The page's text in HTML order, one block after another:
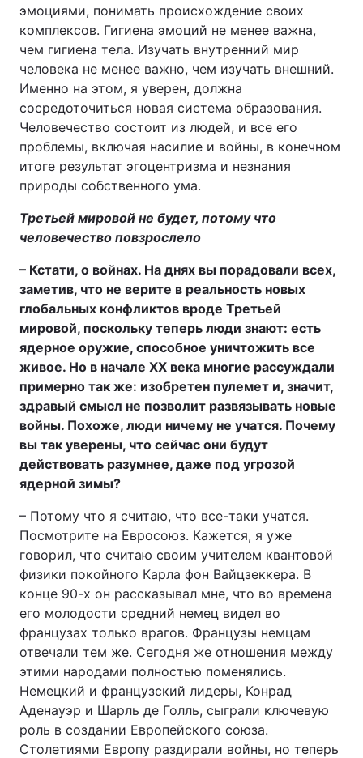
Архів Вакансії
Контакти
ПОСЛУГИ
Реклама на сайті Фотобанк
Моніторинг Пресцентр
эмоциями, понимать происхождение своих
комплексов. Гигиена эмоций не менее важна,
чем гигиена тела. Изучать внутренний мир
человека не менее важно, чем изучать внешний.
Именно на этом, я уверен, должна
сосредоточиться новая система образования.
Человечество состоит из людей, и все его
проблемы, включая насилие и войны, в конечном
итоге результат эгоцентризма и незнания
природы собственного ума.
Третьей мировой не будет, потому что
человечество повзрослело
– Кстати, о войнах. На днях вы порадовали всех,
заметив, что не верите в реальность новых
глобальных конфликтов вроде Третьей
мировой, поскольку теперь люди знают: есть
ядерное оружие, способное уничтожить все
живое. Но в начале XX века многие рассуждали
примерно так же: изобретен пулемет и, значит,
здравый смысл не позволит развязывать новые
войны. Похоже, люди ничему не учатся. Почему
вы так уверены, что сейчас они будут
действовать разумнее, даже под угрозой
ядерной зимы?
– Потому что я считаю, что все-таки учатся.
Посмотрите на Евросоюз. Кажется, я уже
говорил, что считаю своим учителем квантовой
физики покойного Карла фон Вайцзеккера. В
конце 90-х он рассказывал мне, что во времена
его молодости средний немец видел во
французах только врагов. Французы немцам
отвечали тем же. Сегодня же отношения между
этими народами полностью поменялись.
Немецкий и французский лидеры, Конрад
Аденауэр и Шарль де Голль, сыграли ключевую
роль в создании Европейского союза.
Столетиями Европу раздирали войны, но теперь